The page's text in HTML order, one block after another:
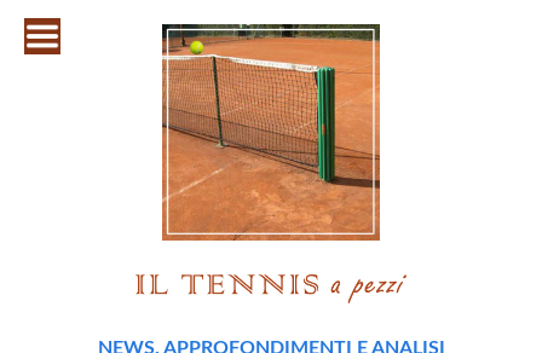
NEWS, APPROFONDIMENTI E ANALISI